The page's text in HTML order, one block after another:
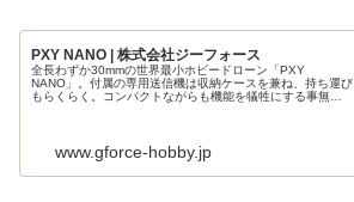
PXY NANO | 株式会社ジーフォース
全長わずか30mmの世界最小ホビードローン「PXY
NANO」。付属の専用送信機は収納ケースを兼ね、持ち運び
もらくらく。コンパクトながらも機能を犠牲にする事無
www.gforce-hobby.jp